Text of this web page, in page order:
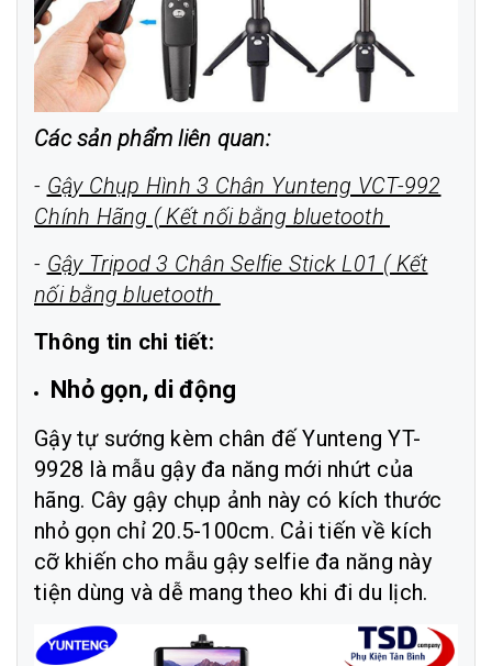
Các sản phẩm liên quan:
- Gậy Chụp Hình 3 Chân Yunteng VCT-992
Chính Hãng ( Kết nối bằng bluetooth
- Gậy Tripod 3 Chân Selfie Stick L01 ( Kết
nối bằng bluetooth
Thông tin chi tiết:
Nhỏ gọn, di động
Gậy tự sướng kèm chân đế Yunteng YT-
9928 là mẫu gậy đa năng mới nhứt của
hãng. Cây gậy chụp ảnh này có kích thước
nhỏ gọn chỉ 20.5-100cm. Cải tiến về kích
cỡ khiến cho mẫu gậy selfie đa năng này
tiện dùng và dễ mang theo khi đi du lịch.